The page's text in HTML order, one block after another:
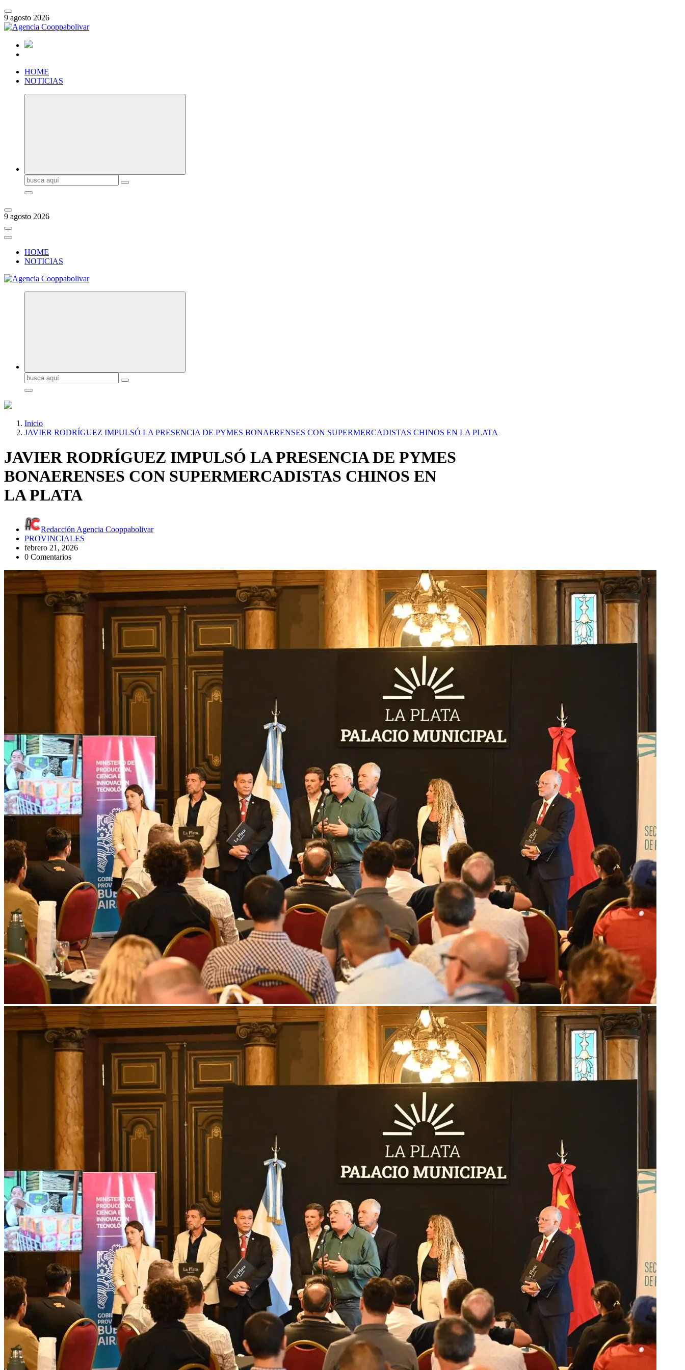
Saltar
al
contenido
9 agosto 2026
HOME
NOTICIAS
Buscar:
9 agosto 2026
HOME
NOTICIAS
Buscar:
Inicio
JAVIER RODRÍGUEZ IMPULSÓ LA PRESENCIA DE PYMES BONAERENSES CON SUPERMERCADISTAS CHINOS EN LA PLATA
JAVIER RODRÍGUEZ IMPULSÓ LA PRESENCIA DE PYMES
BONAERENSES CON SUPERMERCADISTAS CHINOS EN
LA PLATA
Redacción Agencia Cooppabolivar
PROVINCIALES
febrero 21, 2026
0 Comentarios